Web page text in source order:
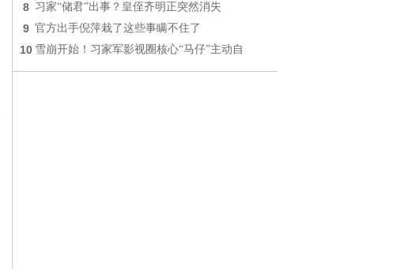
8 习家“储君”出事？皇侄齐明正突然消失
9 官方出手倪萍栽了这些事瞒不住了
10 雪崩开始！习家军影视圈核心“马仔”主动自